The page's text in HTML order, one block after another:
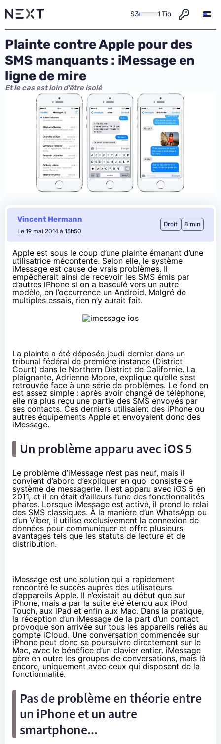
S3 1 Tio
Plainte contre Apple pour des
SMS manquants : iMessage en
ligne de mire
Et le cas est loin d'être isolé
Vincent Hermann
Le 19 mai 2014 à 15h50
Droit 8 min
Apple est sous le coup d’une plainte émanant d’une
utilisatrice mécontente. Selon elle, le système
iMessage est cause de vrais problèmes. Il
empêcherait ainsi de recevoir les SMS émis par
d’autres iPhone si on a basculé vers un autre
modèle, en l’occurrence un Android. Malgré de
multiples essais, rien n’y aurait fait.
La plainte a été déposée jeudi dernier dans un
tribunal fédéral de première instance (District
Court) dans le Northern District de Californie. La
plaignante, Adrienne Moore, explique qu’elle s’est
retrouvée face à une série de problèmes. Le fond en
est assez simple : après avoir changé de téléphone,
elle n’a plus reçu une partie des SMS envoyés par
ses contacts. Ces derniers utilisaient des iPhone ou
autres équipements Apple et envoyaient donc des
iMessage.
Un problème apparu avec iOS 5
Le problème d’iMessage n’est pas neuf, mais il
convient d’abord d’expliquer en quoi consiste ce
système de messagerie. Il est apparu avec iOS 5 en
2011, et il en était d’ailleurs l’une des fonctionnalités
phares. Lorsque iMessage est activé, il prend le relai
des SMS classiques. À la manière d’un WhatsApp ou
d’un Viber, il utilise exclusivement la connexion de
données pour communiquer et offre plusieurs
avantages tels que les statuts de lecture et de
distribution.
iMessage est une solution qui a rapidement
rencontré le succès auprès des utilisateurs
d’appareils Apple. Il n’existait au début que sur
iPhone, mais a par la suite été étendu aux iPod
Touch, aux iPad et enfin aux Mac. Dans la pratique,
la réception d’un iMessage de la part d’un contact
provoque son arrivée sur tous les appareils reliés au
compte iCloud. Une conversation commencée sur
iPhone peut donc se poursuivre directement sur le
Mac, avec le bénéfice d’un clavier entier. iMessage
gère en outre les groupes de conversations, mais là
encore, uniquement avec ceux qui disposent de la
fonctionnalité.
Pas de problème en théorie entre
un iPhone et un autre
smartphone...